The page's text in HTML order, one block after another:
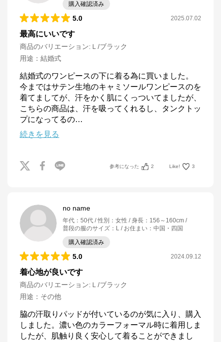
購入確認済み
5.0 2025.07.02
最高にいいです
商品のバリエーション: Ｌ/ブラック
用途 ： 結婚式
結婚式のワンピースの下に着る為に買いました。
今まではサテン生地のキャミソールワンピースのを
着てましてが、汗をかく肌にくっついてましたが、
こちらの商品は、汗を吸ってくれるし、タンクトッ
プになってるの…
続きを見る
参考になった 2 Like! 3
no name
年代 ： 50代 性別 ： 女性 身長 ： 156～160cm
普段の服のサイズ ： L お住まい ： 中国・四国
購入確認済み
5.0 2024.09.12
着心地が良いです
商品のバリエーション: Ｌ/ブラック
用途 ： その他
脇の汗取りパッドが付いているのが気に入り、購入
しました。濃い色のカラーフォーマル時に着用しま
したが、肌触り良く安心して着ることができまし